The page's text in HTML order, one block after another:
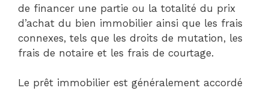
de financer une partie ou la totalité du prix
d’achat du bien immobilier ainsi que les frais
connexes, tels que les droits de mutation, les
frais de notaire et les frais de courtage.
Le prêt immobilier est généralement accordé